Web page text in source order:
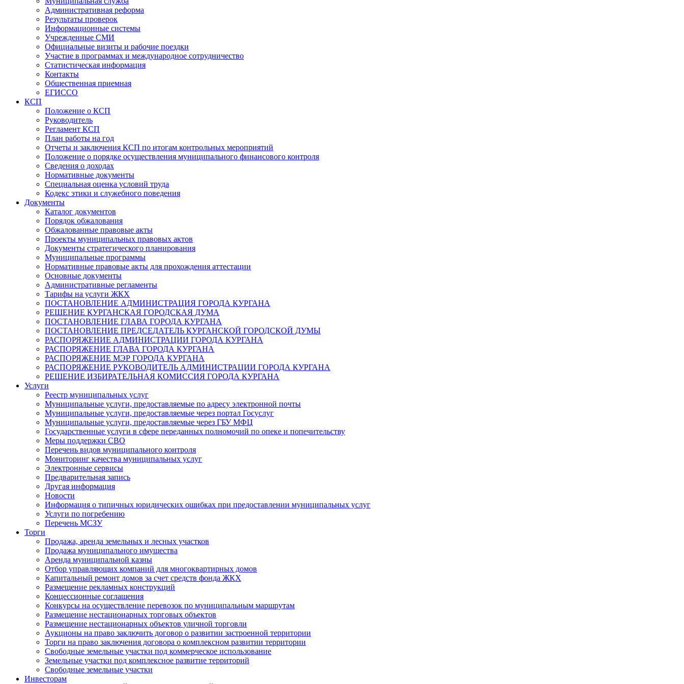
Административная реформа
Результаты проверок
Информационные системы
Учрежденные СМИ
Официальные визиты и рабочие поездки
Участие в программах и международное сотрудничество
Статистическая информация
Контакты
Общественная приемная
ЕГИССО
КСП
Положение о КСП
Руководитель
Регламент КСП
План работы на год
Отчеты и заключения КСП по итогам контрольных мероприятий
Положение о порядке осуществления муниципального финансового контроля
Сведения о доходах
Нормативные документы
Специальная оценка условий труда
Кодекс этики и служебного поведения
Документы
Каталог документов
Порядок обжалования
Обжалованные правовые акты
Проекты муниципальных правовых актов
Документы стратегического планирования
Муниципальные программы
Нормативные правовые акты для прохождения аттестации
Основные документы
Административные регламенты
Тарифы на услуги ЖКХ
ПОСТАНОВЛЕНИЕ АДМИНИСТРАЦИЯ ГОРОДА КУРГАНА
РЕШЕНИЕ КУРГАНСКАЯ ГОРОДСКАЯ ДУМА
ПОСТАНОВЛЕНИЕ ГЛАВА ГОРОДА КУРГАНА
ПОСТАНОВЛЕНИЕ ПРЕДСЕДАТЕЛЬ КУРГАНСКОЙ ГОРОДСКОЙ ДУМЫ
РАСПОРЯЖЕНИЕ АДМИНИСТРАЦИИ ГОРОДА КУРГАНА
РАСПОРЯЖЕНИЕ ГЛАВА ГОРОДА КУРГАНА
РАСПОРЯЖЕНИЕ МЭР ГОРОДА КУРГАНА
РАСПОРЯЖЕНИЕ РУКОВОДИТЕЛЬ АДМИНИСТРАЦИИ ГОРОДА КУРГАНА
РЕШЕНИЕ ИЗБИРАТЕЛЬНАЯ КОМИССИЯ ГОРОДА КУРГАНА
Услуги
Реестр муниципальных услуг
Муниципальные услуги, предоставляемые по адресу электронной почты
Муниципальные услуги, предоставляемые через портал Госуслуг
Муниципальные услуги, предоставляемые через ГБУ МФЦ
Государственные услуги в сфере переданных полномочий по опеке и попечительству
Меры поддержки СВО
Перечень видов муниципального контроля
Мониторинг качества муниципальных услуг
Электронные сервисы
Предварительная запись
Другая информация
Новости
Информация о типичных юридических ошибках при предоставлении муниципальных услуг
Услуги по погребению
Перечень МСЗУ
Торги
Продажа, аренда земельных и лесных участков
Продажа муниципального имущества
Аренда муниципальной казны
Отбор управляющих компаний для многоквартирных домов
Капитальный ремонт домов за счет средств фонда ЖКХ
Размещение рекламных конструкций
Концессионные соглашения
Конкурсы на осуществление перевозок по муниципальным маршрутам
Размещение нестационарных торговых объектов
Размещение нестационарных объектов уличной торговли
Аукционы на право заключить договор о развитии застроенной территории
Торги на право заключения договора о комплексном развитии территории
Свободные земельные участки под коммерческое использование
Земельные участки под комплексное развитие территорий
Свободные земельные участки
Инвесторам